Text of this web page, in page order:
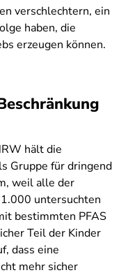
verschlechtern, ein
haben, die
erzeugen können.
hält die
Gruppe für dringend
weil alle der
untersuchten
bestimmten PFAS
Teil der Kinder
dass eine
mehr sicher